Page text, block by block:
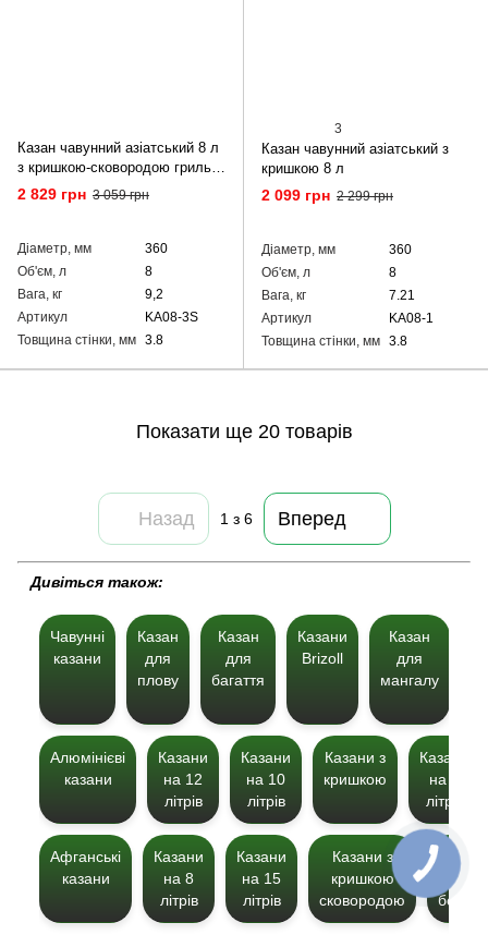
Казан чавунний азіатський 8 л
з кришкою-сковородою гриль
та підставкою
2 829 грн 3 059 грн
Діаметр, мм
360
Об'єм, л
8
Вага, кг
9,2
Артикул
KA08-3S
Товщина стінки, мм 3.8
3
Казан чавунний азіатський з
кришкою 8 л
2 099 грн 2 299 грн
Діаметр, мм
360
Об'єм, л
8
Вага, кг
7.21
Артикул
KA08-1
Товщина стінки, мм 3.8
Показати ще 20 товарів
Назад 1з 6 Вперед
Дивіться також:
Чавунні
казани
Казан
для
плову
Казан
для
багаття
Казани
Brizoll
Казан
для
мангалу
Алюмінієві
казани
Казани
на 12
літрів
Казани
на 10
літрів
Казани з
кришкою
Казани
на 6
літрів
Афганські
казани
Казани
на 8
літрів
Казани
на 15
літрів
Казани з
кришкою
сковородою
Казан
для